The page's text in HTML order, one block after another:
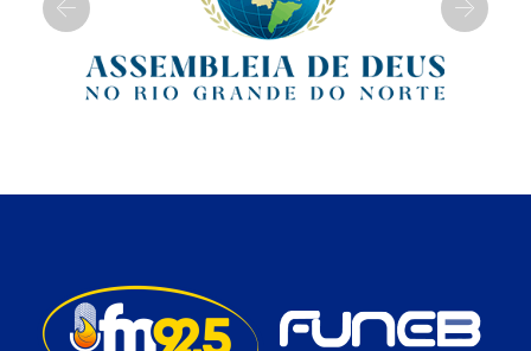
Previous Next